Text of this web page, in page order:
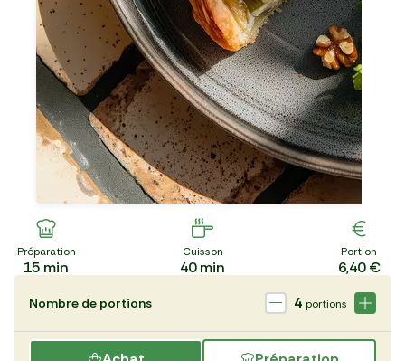
Préparation
15 min
Cuisson
40min
Portion
6,40 €
Nombre de portions 4 portions